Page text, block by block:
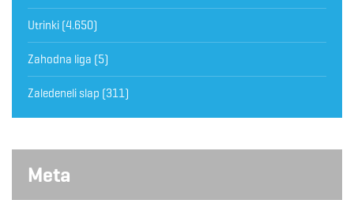
Utrinki (4.650)
Zahodna liga (5)
Zaledeneli slap (311)
Meta